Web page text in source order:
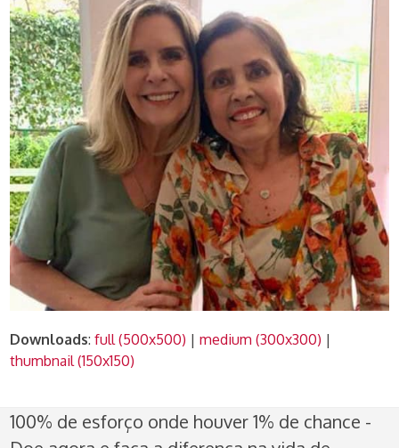
Downloads:full (500x500) |medium (300x300) |
thumbnail (150x150)
100% de esforço onde houver 1% de chance -